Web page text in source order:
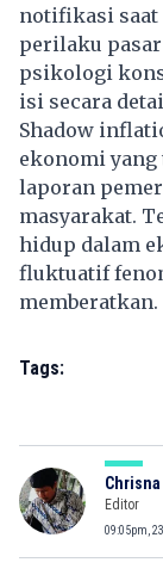
notifikasi saat
perilaku
psikologi
isi secara
Shadow
ekonomi
laporan
masyarakat.
hidup dalam
fluktuatif
memberatkan.
Tags:
Chrisna
Editor
09:05pm,